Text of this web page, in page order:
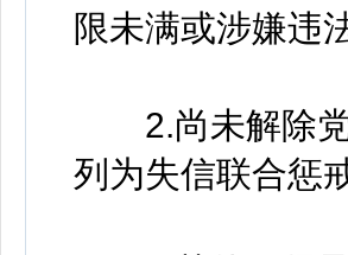
限未满或涉嫌违
2.尚未解除党
列为失信联合惩